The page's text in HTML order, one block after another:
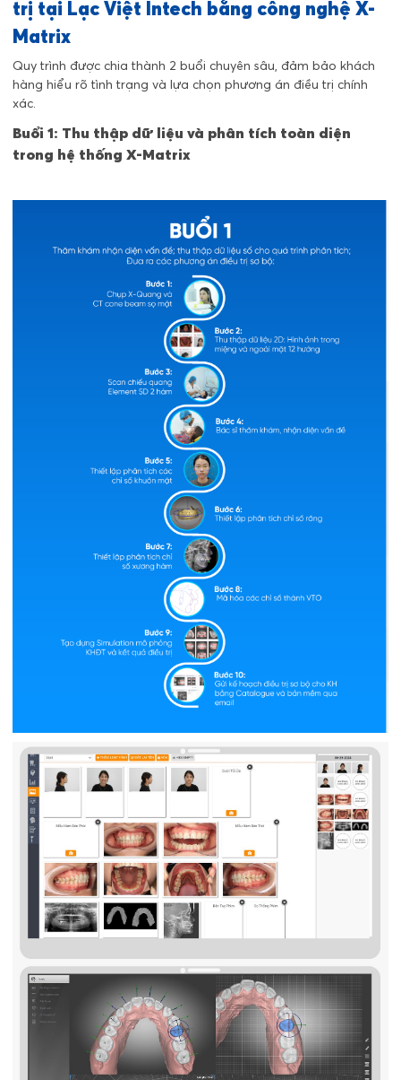
trị tại Lạc Việt Intech bằng công nghệ X-
Matrix
Quy trình được chia thành 2 buổi chuyên sâu, đảm bảo khách
hàng hiểu rõ tình trạng và lựa chọn phương án điều trị chính
xác.
Buổi 1: Thu thập dữ liệu và phân tích toàn diện
trong hệ thống X-Matrix